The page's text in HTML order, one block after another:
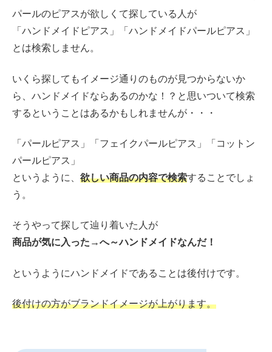
パールのピアスが欲しくて探している人が
「ハンドメイドピアス」「ハンドメイドパールピアス」
とは検索しません。
いくら探してもイメージ通りのものが見つからないか
ら、ハンドメイドならあるのかな！？と思いついて検索
するということはあるかもしれませんが・・・
「パールピアス」「フェイクパールピアス」「コットン
パールピアス」
というように、 欲しい商品の内容で検索することでしょ
う。
そうやって探して辿り着いた人が
商品が気に入った→へ～ハンドメイドなんだ！
というようにハンドメイドであることは後付けです。
後付けの方がブランドイメージが上がります。